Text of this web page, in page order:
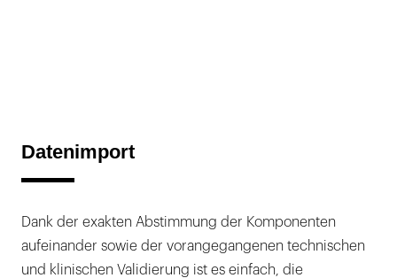
Datenimport
Dank der exakten Abstimmung der Komponenten
aufeinander sowie der vorangegangenen technischen
und klinischen Validierung ist es einfach, die